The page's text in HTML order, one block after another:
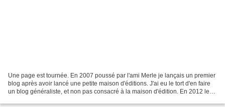
Une page est tournée. En 2007 poussé par l'ami Merle je lançais un premier
blog après avoir lancé une petite maison d'éditions. J'ai eu le tort d'en faire
un blog généraliste, et non pas consacré à la maison d'édition. En 2012 le